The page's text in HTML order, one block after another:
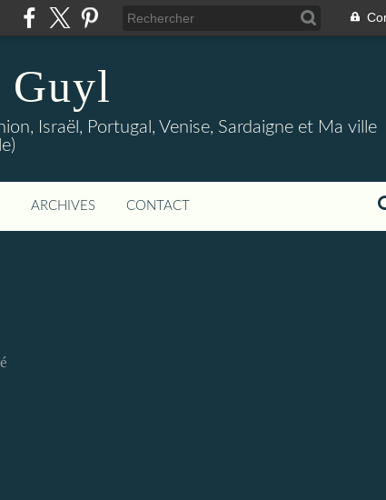
Guyl
Israël, Portugal, Venise, Sardaigne et Ma ville
ARCHIVES CONTACT